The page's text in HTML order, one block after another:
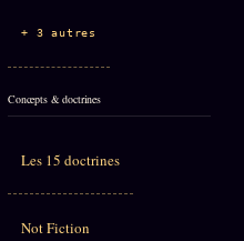
+ 3 autres
Concepts & doctrines
Les 15 doctrines
Not Fiction